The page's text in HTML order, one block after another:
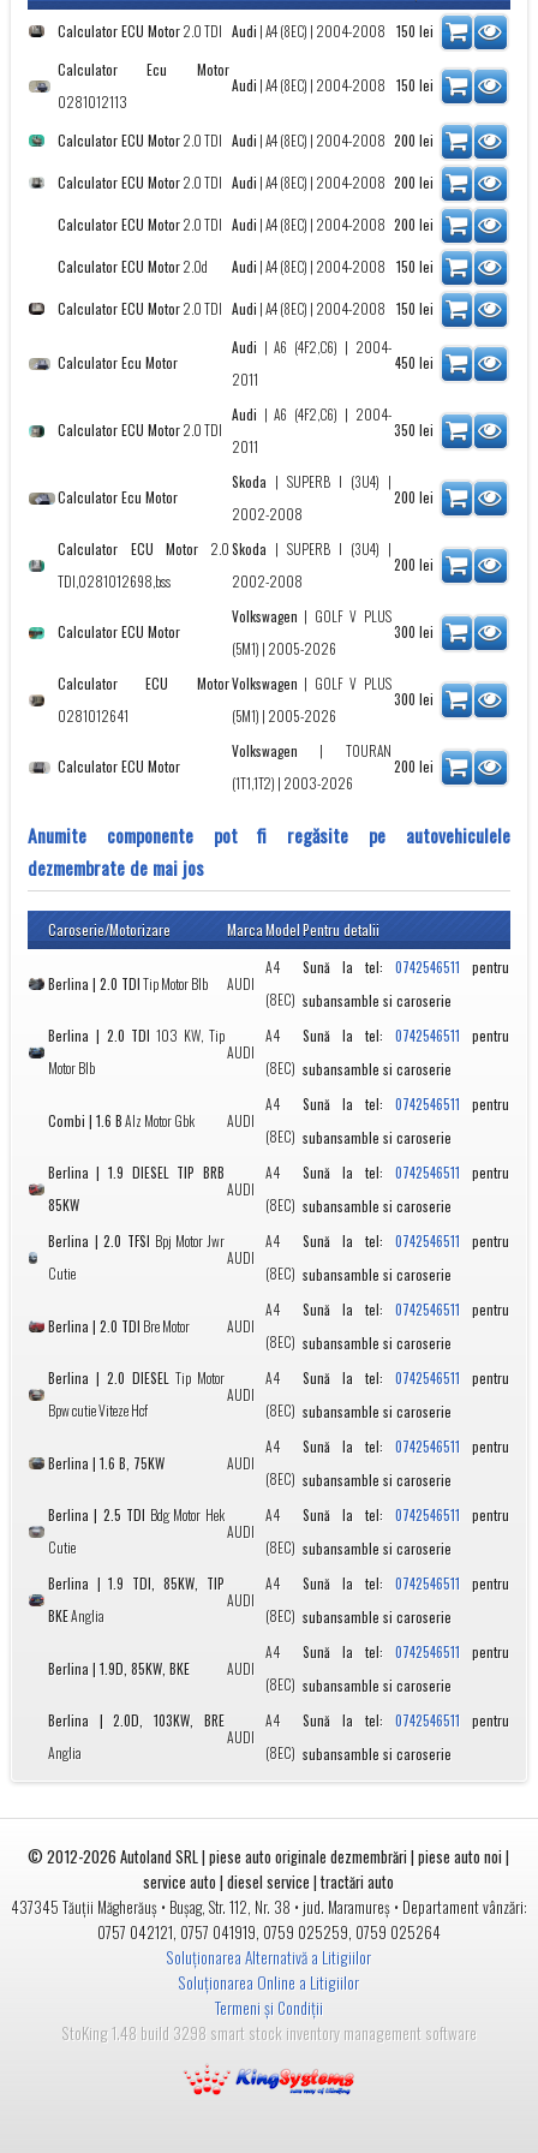
Calculator ECU Motor2.0 TDI Audi |A4 (8EC) | 2004-2008 150 lei
Calculator Ecu Motor
0281012113
Audi |A4 (8EC) | 2004-2008 150 lei
Calculator ECU Motor2.0 TDI Audi |A4 (8EC) | 2004-2008 200 lei
Calculator ECU Motor2.0 TDI Audi |A4 (8EC) | 2004-2008 200 lei
Calculator ECU Motor2.0 TDI Audi |A4 (8EC) | 2004-2008 200 lei
Calculator ECU Motor2.0d Audi |A4 (8EC) | 2004-2008 150 lei
Calculator ECU Motor2.0 TDI Audi |A4 (8EC) | 2004-2008 150 lei
Calculator Ecu Motor
Audi |A6 (4F2,C6) | 2004-
2011
450 lei
Calculator ECU Motor2.0 TDI
Audi |A6 (4F2,C6) | 2004-
2011
350 lei
Calculator Ecu Motor
Skoda | SUPERB I (3U4) |
2002-2008
200 lei
Calculator ECU Motor 2.0
TDI,0281012698,bss
Skoda | SUPERB I (3U4) |
2002-2008
200 lei
Calculator ECU Motor
Volkswagen | GOLF V PLUS
(5M1) | 2005-2026
300 lei
Calculator ECU Motor
0281012641
Volkswagen | GOLF V PLUS
(5M1) | 2005-2026
300 lei
Calculator ECU Motor
Volkswagen | TOURAN
(1T1,1T2) | 2003-2026
200 lei
Anumite componente pot fi regăsite pe autovehiculele
dezmembrate de mai jos
Caroserie/Motorizare MarcaModelPentru detalii
Berlina | 2.0 TDITip Motor Blb AUDI
A4
(8EC)
Sună la tel: 0742546511 pentru
subansamble si caroserie
Berlina | 2.0 TDI 103 KW, Tip
Motor Blb
AUDI
A4
(8EC)
Sună la tel: 0742546511 pentru
subansamble si caroserie
Combi | 1.6 BAlz Motor Gbk AUDI
A4
(8EC)
Sună la tel: 0742546511 pentru
subansamble si caroserie
Berlina | 1.9 DIESEL TIP BRB
85KW
AUDI
A4
(8EC)
Sună la tel: 0742546511 pentru
subansamble si caroserie
Berlina | 2.0 TFSI Bpj Motor Jwr
Cutie
AUDI
A4
(8EC)
Sună la tel: 0742546511 pentru
subansamble si caroserie
Berlina | 2.0 TDI Bre Motor AUDI
A4
(8EC)
Sună la tel: 0742546511 pentru
subansamble si caroserie
Berlina | 2.0 DIESEL Tip Motor
Bpw cutie Viteze Hcf
AUDI
A4
(8EC)
Sună la tel: 0742546511 pentru
subansamble si caroserie
Berlina | 1.6 B, 75KW AUDI
A4
(8EC)
Sună la tel: 0742546511 pentru
subansamble si caroserie
Berlina | 2.5 TDI Bdg Motor Hek
Cutie
AUDI
A4
(8EC)
Sună la tel: 0742546511 pentru
subansamble si caroserie
Berlina | 1.9 TDI, 85KW, TIP
BKEAnglia
AUDI
A4
(8EC)
Sună la tel: 0742546511 pentru
subansamble si caroserie
Berlina | 1.9D, 85KW, BKE AUDI
A4
(8EC)
Sună la tel: 0742546511 pentru
subansamble si caroserie
Berlina | 2.0D, 103KW, BRE
Anglia
AUDI
A4
(8EC)
Sună la tel: 0742546511 pentru
subansamble si caroserie
© 2012-2026Autoland SRL | piese auto originale dezmembrări | piese auto noi |
service auto | diesel service | tractări auto
437345 Tăuții Măgherăuș• Bușag, Str. 112, Nr. 38 • jud. Maramureș • Departament vânzări:
0757 042121, 0757 041919, 0759 025259, 0759 025264
Soluționarea Alternativă a Litigiilor
Soluționarea Online a Litigiilor
Termeni și Condiții
StoKing 1.48 build 3298 smart stock inventory management software